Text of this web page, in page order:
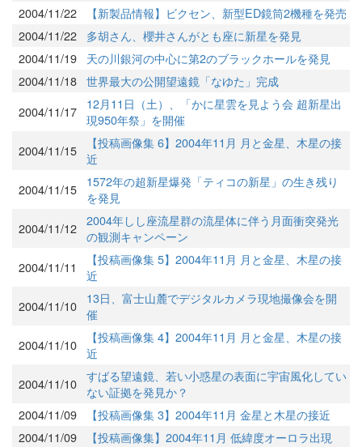
2004/11/22
【新製品情報】ビクセン、新型ED鏡筒2機種を発売
2004/11/22
多胡さん、櫻井さんがとも座に新星を発見
2004/11/19
天の川銀河の中心に第2のブラックホールを発見
2004/11/18 世界最大の公開望遠鏡「なゆた」完成
2004/11/17
12月11日（土）、「かに星雲を見よう会 超新星出
現950年祭」を開催
2004/11/15
【投稿画像集 6】2004年11月 月と金星、木星の接
近
2004/11/15
1572年の超新星爆発「ティコの新星」の生き残り
を発見
2004/11/12 2004年しし座流星群の流星体に伴う月面衝突発光
の観測キャンペーン
2004/11/11
【投稿画像集 5】2004年11月 月と金星、木星の接
近
2004/11/10
13日、富士山麓でデジタルカメラ現地撮像会を開
催
2004/11/10
【投稿画像集 4】2004年11月 月と金星、木星の接
近
2004/11/10 すばる望遠鏡、若い小惑星の表面に宇宙風化してい
ない証拠を発見か？
2004/11/09
【投稿画像集 3】2004年11月 金星と木星の接近
2004/11/09
【投稿画像集】2004年11月 低緯度オーロラ出現